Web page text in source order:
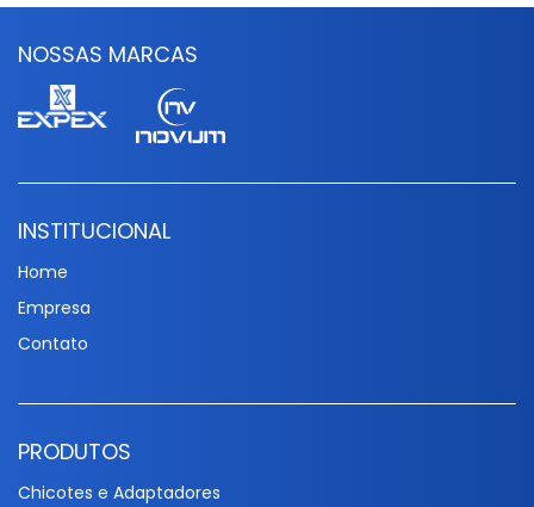
NOSSAS MARCAS
INSTITUCIONAL
Home
Empresa
Contato
PRODUTOS
Chicotes e Adaptadores